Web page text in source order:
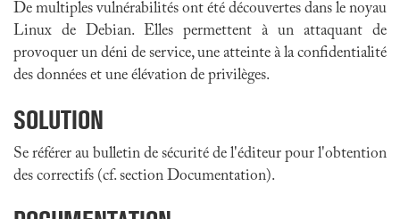
De multiples vulnérabilités ont été découvertes dans le noyau
Linux de Debian. Elles permettent à un attaquant de
provoquer un déni de service, une atteinte à la confidentialité
des données et une élévation de privilèges.
SOLUTION
Se référer au bulletin de sécurité de l'éditeur pour l'obtention
des correctifs (cf. section Documentation).